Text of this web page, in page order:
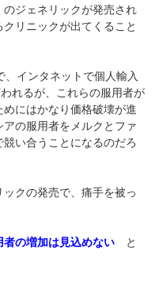
ジェネリックが発売され
リニックが出てくること
インタネットで個人輸入
れるが、これらの服用者が
にはかなり価格破壊が進
の服用者をメルクとファ
い合うことになるのだろ
クの発売で、痛手を被っ
者の増加は見込めない と